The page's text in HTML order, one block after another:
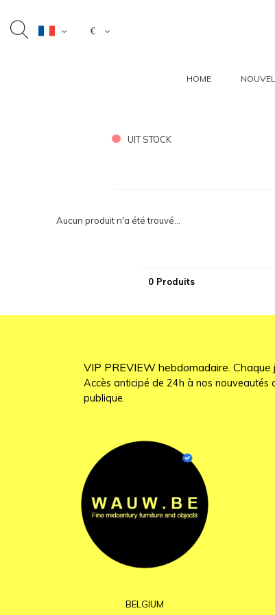
€
HOME
UIT STOCK
Aucun produit n'a été trouvé...
0 Produits
VIP PREVIEW hebdomadaire. Chaque
Accès anticipé de 24h à nos nouveautés
publique.
BELGIUM